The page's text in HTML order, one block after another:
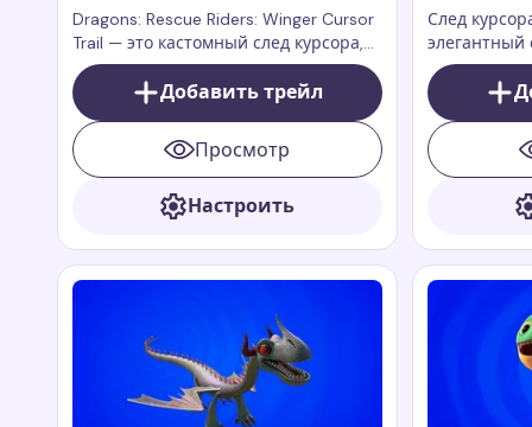
Winger Cursor Trail
Dragons: Rescue Riders: Winger Cursor
Trail — это кастомный след курсора,
вдохновленный персонажем
Вингером из анимационного шоу
Dragons: Rescue Riders. Dragons:
Rescue Riders — это спин-офф шоу,
развивающееся в той же вселенной,
что и How to Train Your Dragon.
Добавить трейл
Просмотр
Настроить
След
элегантный
Winx Club